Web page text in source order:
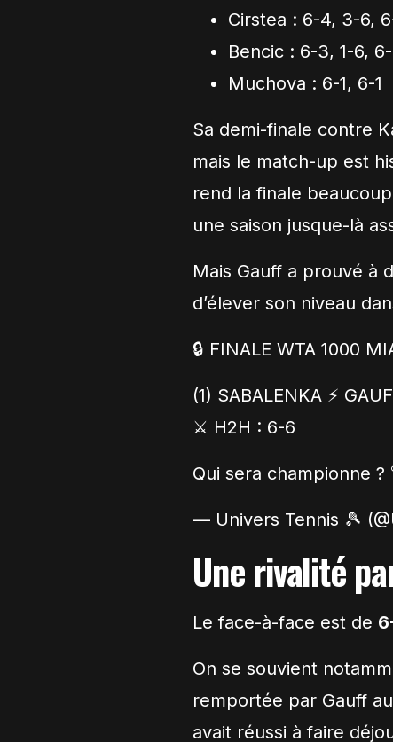
Cirstea : 6-4, 3-6,
Bencic : 6-3, 1-6,
Muchova : 6-1, 6-1
Sa demi-finale contre
mais le match-up est
rend la finale
une saison jusque-là
Mais Gauff a prouvé à
d’élever son niveau
🔒 FINALE WTA 1000
(1) SABALENKA ⚡️
⚔️ H2H : 6-6
Qui sera championne ?
— Univers Tennis 🎾
Une rivalité
Le face-à-face est de
On se souvient
remportée par Gauff
avait réussi à faire